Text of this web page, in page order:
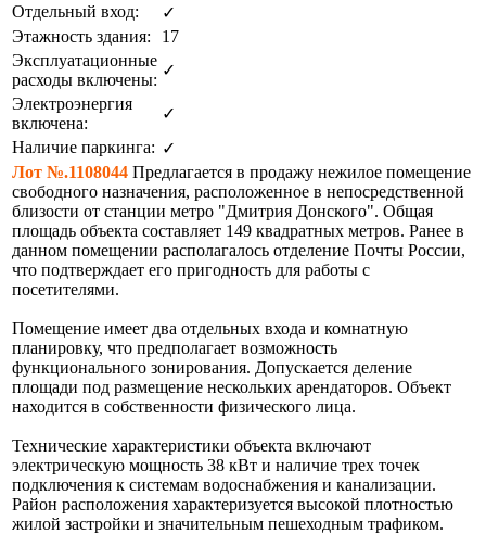
Отдельный вход:
✓
Этажность здания:
17
Эксплуатационные
расходы включены:
✓
Электроэнергия
включена:
✓
Наличие паркинга: ✓
Лот №.1108044 Предлагается в продажу нежилое помещение
свободного назначения, расположенное в непосредственной
близости от станции метро "Дмитрия Донского". Общая
площадь объекта составляет 149 квадратных метров. Ранее в
данном помещении располагалось отделение Почты России,
что подтверждает его пригодность для работы с
посетителями.
Помещение имеет два отдельных входа и комнатную
планировку, что предполагает возможность
функционального зонирования. Допускается деление
площади под размещение нескольких арендаторов. Объект
находится в собственности физического лица.
Технические характеристики объекта включают
электрическую мощность 38 кВт и наличие трех точек
подключения к системам водоснабжения и канализации.
Район расположения характеризуется высокой плотностью
жилой застройки и значительным пешеходным трафиком.